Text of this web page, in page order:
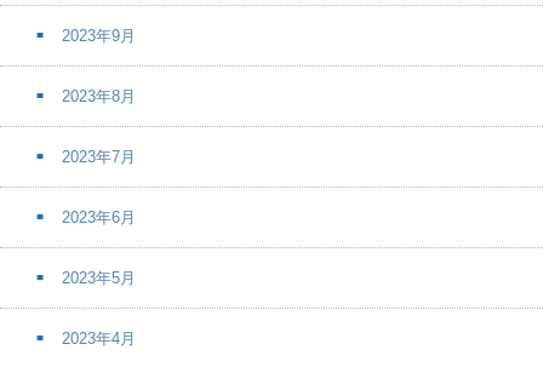
2023年9月
2023年8月
2023年7月
2023年6月
2023年5月
2023年4月